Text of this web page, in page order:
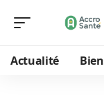
Actualité